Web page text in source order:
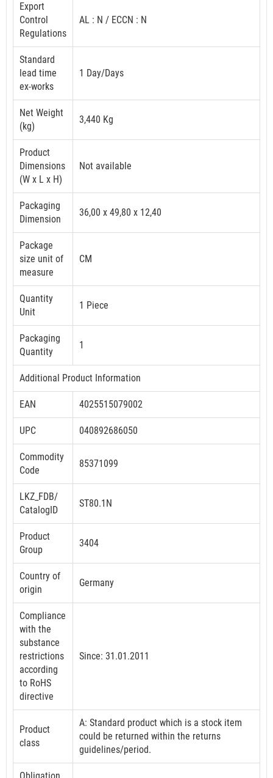
Export
Control
Regulations
AL : N / ECCN : N
Standard
lead time
ex-works
1 Day/Days
Net Weight
(kg)
3,440 Kg
Product
Dimensions
(W x L x H)
Not available
Packaging
Dimension
36,00 x 49,80 x 12,40
Package
size unit of
measure
CM
Quantity
Unit
1 Piece
Packaging
Quantity
1
Additional Product Information
EAN 4025515079002
UPC 040892686050
Commodity
Code
85371099
LKZ_FDB/
CatalogID
ST80.1N
Product
Group
3404
Country of
origin
Germany
Compliance
with the
substance
restrictions
according
to RoHS
directive
Since: 31.01.2011
Product
class
A: Standard product which is a stock item
could be returned within the returns
guidelines/period.